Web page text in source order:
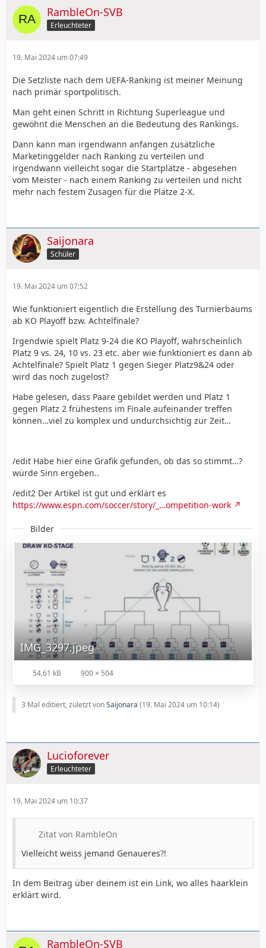
RambleOn-SVB
Erleuchteter
19. Mai 2024 um 07:49
Die Setzliste nach dem UEFA-Ranking ist meiner Meinung
nach primär sportpolitisch.
Man geht einen Schritt in Richtung Superleague und
gewöhnt die Menschen an die Bedeutung des Rankings.
Dann kann man irgendwann anfangen zusätzliche
Marketinggelder nach Ranking zu verteilen und
irgendwann vielleicht sogar die Startplätze - abgesehen
vom Meister - nach einem Ranking zu verteilen und nicht
mehr nach festem Zusagen für die Plätze 2-X.
Saijonara
Schüler
19. Mai 2024 um 07:52
Wie funktioniert eigentlich die Erstellung des Turnierbaums
ab KO Playoff bzw. Achtelfinale?
Irgendwie spielt Platz 9-24 die KO Playoff, wahrscheinlich
Platz 9 vs. 24, 10 vs. 23 etc. aber wie funktioniert es dann ab
Achtelfinale? Spielt Platz 1 gegen Sieger Platz9&24 oder
wird das noch zugelost?
Habe gelesen, dass Paare gebildet werden und Platz 1
gegen Platz 2 frühestens im Finale aufeinander treffen
können…viel zu komplex und undurchsichtig zur Zeit…
/edit Habe hier eine Grafik gefunden, ob das so stimmt…?
würde Sinn ergeben..
/edit2 Der Artikel ist gut und erklärt es
https://www.espn.com/soccer/story/_…ompetition-work
Bilder
IMG_3297.jpeg
54,61 kB 900 × 504
3 Mal editiert, zuletzt vonSaijonara (19. Mai 2024 um 10:14)
Lucioforever
Erleuchteter
19. Mai 2024 um 10:37
Zitat von RambleOn
Vielleicht weiss jemand Genaueres?!
In dem Beitrag über deinem ist ein Link, wo alles haarklein
erklärt wird.
RambleOn-SVB